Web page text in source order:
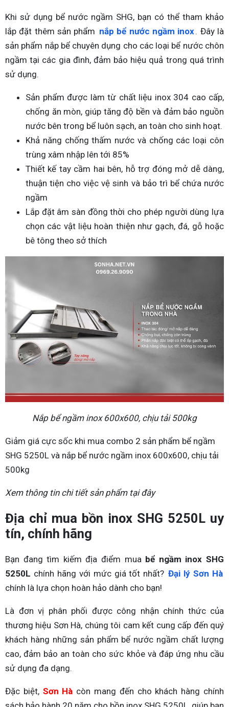
Khi sử dụng bể nước ngầm SHG, bạn có thể tham khảo
lắp đặt thêm sản phẩm nắp bể nước ngầm inox. Đây là
sản phẩm nắp bể chuyên dụng cho các loại bể nước chôn
ngầm tại các gia đình, đảm bảo hiệu quả trong quá trình
sử dụng.
Sản phẩm được làm từ chất liệu inox 304 cao cấp,
chống ăn mòn, giúp tăng độ bền và đảm bảo nguồn
nước bên trong bể luôn sạch, an toàn cho sinh hoạt.
Khả năng chống thấm nước và chống các loại côn
trùng xâm nhập lên tới 85%
Thiết kế tay cầm hai bên, hỗ trợ đóng mở dễ dàng,
thuận tiện cho việc vệ sinh và bảo trì bể chứa nước
ngầm
Lắp đặt âm sàn đồng thời cho phép người dùng lựa
chọn các vật liệu hoàn thiện như gạch, đá, gỗ hoặc
bê tông theo sở thích
Nắp bể ngầm inox 600x600, chịu tải 500kg
Giảm giá cực sốc khi mua combo 2 sản phẩm bể ngầm
SHG 5250L và nắp bể nước ngầm inox 600x600, chịu tải
500kg
Xem thông tin chi tiết sản phẩm tại đây
Địa chỉ mua bồn inox SHG 5250L uy
tín, chính hãng
Bạn đang tìm kiếm địa điểm mua bể ngầm inox SHG
5250L chính hãng với mức giá tốt nhất? Đại lý Sơn Hà
chính là lựa chọn hoàn hảo dành cho bạn!
Là đơn vị phân phối được công nhận chính thức của
thương hiệu Sơn Hà, chúng tôi cam kết cung cấp đến quý
khách hàng những sản phẩm bể nước ngầm chất lượng
cao, đảm bảo an toàn cho sức khỏe và đáp ứng nhu cầu
sử dụng đa dạng.
Đặc biệt, Sơn Hà còn mang đến cho khách hàng chính